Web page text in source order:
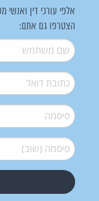
אלפי עורכי דין ואנשי
הצטרפו גם אתם:
שם משתמש*
דואל*
סיסמה*
סיסמה (שוב)*